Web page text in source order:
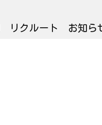
リクルート お知ら